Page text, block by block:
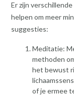
Er zijn
helpen om meer
suggesties:
Meditatie:
methoden
het bewust
of je ermee